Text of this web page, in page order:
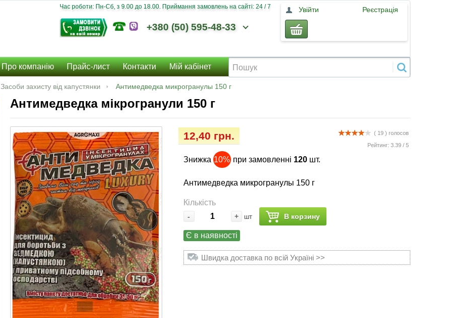
Час роботи: Пн-Сб, з 9.00 до 18.00. Приймання замовлень на сайті: 24 / 7
+380 (50) 595-48-33
Увійти Реєстрація
Про компанію Прайс-лист Контакти Мій кабінет
Засоби захисту від капустянки Антимедведка микрогранулы 150 г
Антимедведка мікрогранули 150 г
( 19 ) голосов
Рейтинг: 3.39/ 5
12,40 грн.
Знижка 10%при замовленні 120шт.
Антимедведка микрогранулы 150 г
Кількість
- + шт В корзину
Є в наявності
Швидка доставка по всій Україні >>